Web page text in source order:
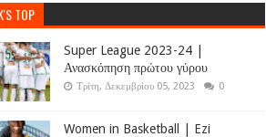
TOP
Super League 2023-24 |
Ανασκόπηση πρώτου γύρου
Τρίτη, Δεκεμβρίου 05, 2023 0
Women in Basketball | Ezi